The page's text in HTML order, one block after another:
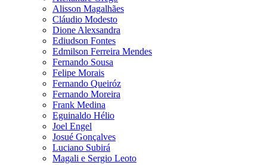
Alisson Magalhães
Cláudio Modesto
Dione Alexsandra
Ediudson Fontes
Edmilson Ferreira Mendes
Fernando Sousa
Felipe Morais
Fernando Queiróz
Fernando Moreira
Frank Medina
Eguinaldo Hélio
Joel Engel
Josué Gonçalves
Luciano Subirá
Magali e Sergio Leoto